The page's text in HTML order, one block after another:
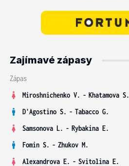
Zajímavé zápasy
Zápas
Miroshnichenko V. - Khatamova S.
D'Agostino S. - Tabacco G.
Samsonova L. - Rybakina E.
Fomin S. - Zhukov M.
Alexandrova E. - Svitolina E.